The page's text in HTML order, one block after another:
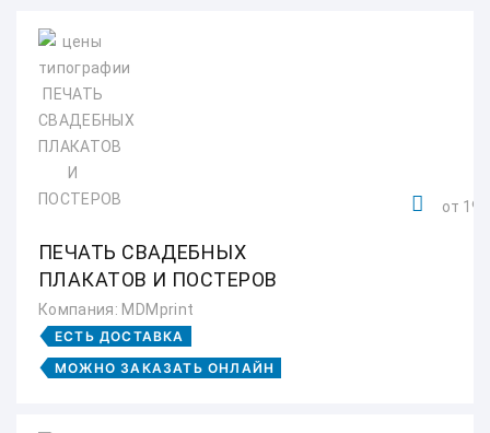
ПЕЧАТЬ СВАДЕБНЫХ
ПЛАКАТОВ И ПОСТЕРОВ
Компания: MDMprint
ЕСТЬ ДОСТАВКА
МОЖНО ЗАКАЗАТЬ ОНЛАЙН
от